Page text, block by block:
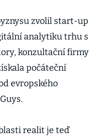
zvolil start-up
analytiku trhu s
konzultační firmy
počáteční
evropského
realit je teď